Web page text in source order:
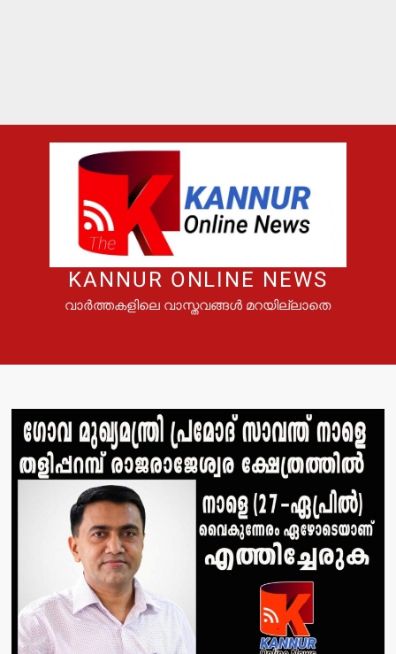
KANNUR ONLINE NEWS
വാർത്തകളിലെ വാസ്തവങ്ങൾ മറയില്ലാതെ